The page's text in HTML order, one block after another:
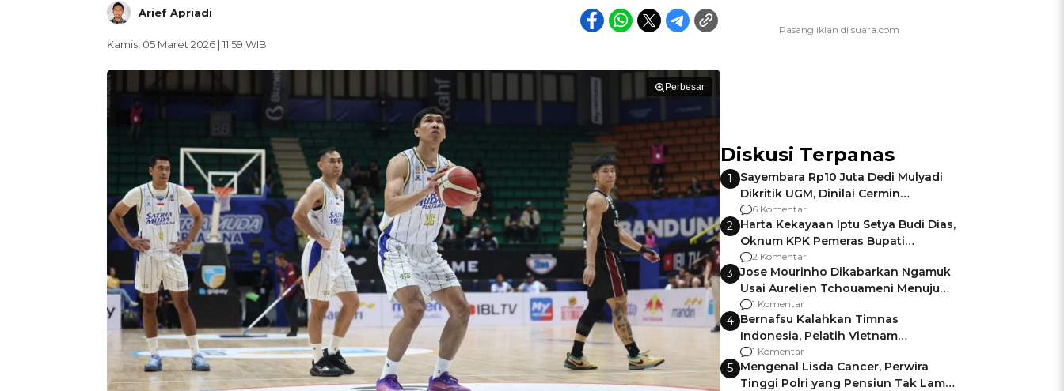
Arief Apriadi
Kamis, 05 Maret 2026 | 11:59 WIB
Perbesar
Diskusi Terpanas
1
Sayembara Rp10 Juta Dedi Mulyadi
Dikritik UGM, Dinilai Cermin
Gagalnya Negara Jamin Keamanan
6 Komentar
2 Harta Kekayaan Iptu Setya Budi Dias,
Oknum KPK Pemeras Bupati
Pemalang
2 Komentar
3 Jose Mourinho Dikabarkan Ngamuk
Usai Aurelien Tchouameni Menuju
Manchester United
1 Komentar
4 Bernafsu Kalahkan Timnas
Indonesia, Pelatih Vietnam
Berencana Pakai Jimat di Pakansari
1 Komentar
5 Mengenal Lisda Cancer, Perwira
Tinggi Polri yang Pensiun Tak Lama